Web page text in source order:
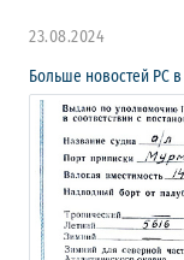
23.08.2024
Больше новостей РС в